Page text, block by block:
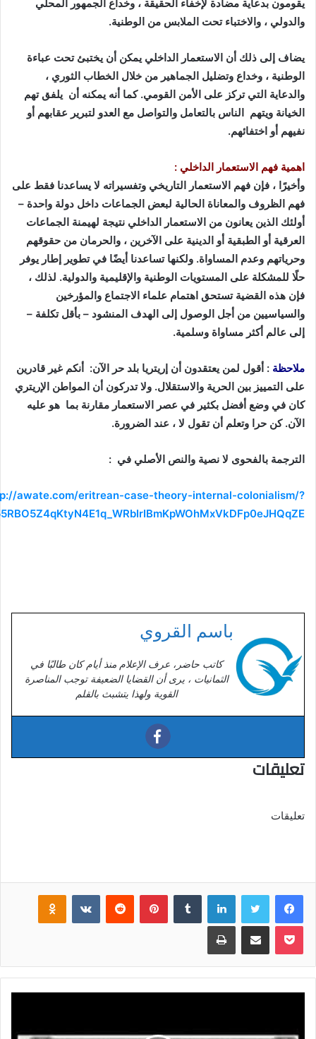
يقومون بدعاية مضادة لإخفاء الحقيقة ، وخداع الجمهور المحلي
والدولي ، والاختباء تحت الملابس من الوطنية.
يضاف إلى ذلك أن الاستعمار الداخلي يمكن أن يختبئ تحت عباءة
الوطنية ، وخداع وتضليل الجماهير من خلال الخطاب الثوري ،
والدعاية التي تركز على الأمن القومي. كما أنه يمكنه أن يلفق تهم
الخيانة ويتهم الناس بالتعامل والتواصل مع العدو لتبرير عقابهم أو
نفيهم أو اختفائهم.
اهمية فهم الاستعمار الداخلي :
وأخيرًا ، فإن فهم الاستعمار التاريخي وتفسيراته لا يساعدنا فقط على
فهم الظروف والمعاناة الحالية لبعض الجماعات داخل دولة واحدة –
أولئك الذين يعانون من الاستعمار الداخلي نتيجة لهيمنة الجماعات
العرقية أو الطبقية أو الدينية على الآخرين ، والحرمان من حقوقهم
وحرياتهم وعدم المساواة. ولكنها تساعدنا أيضًا في تطوير إطار يوفر
حلًا للمشكلة على المستويات الوطنية والإقليمية والدولية. لذلك ،
فإن هذه القضية تستحق اهتمام علماء الاجتماع والمؤرخين
والسياسيين من أجل الوصول إلى الهدف المنشود – بأقل تكلفة –
إلى عالم أكثر مساواة وسلمية.
ملاحظة : أقول لمن يعتقدون أن إريتريا بلد حر الآن: أنكم غير قادرين
على التمييز بين الحرية والاستقلال. ولا تدركون أن المواطن الإريتري
كان في وضع أفضل بكثير في عصر الاستعمار مقارنة بما هو عليه
الآن. كن حرا وتعلم أن تقول لا ، عند الضرورة.
الترجمة بالفحوى لا نصية والنص الأصلي في :
awate.com/eritrean-case-theory-internal-colonialism/?
باسم القروي
كاتب حاضر، عرف الإعلام منذ أيام كان طالبًا في
الثمانيات ، يرى أن القضايا الضعيفة توجب المناصرة
القوية ولهذا يتشبث بالقلم
تعليقات
تعليقات
فيسبوك لينكدإن بينتيريست
بوكيت